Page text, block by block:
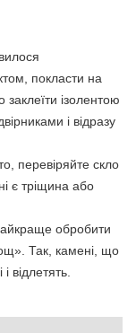
покласти на
ізолентою
і відразу
перевіряйте скло
є тріщина або
обробити
Так, камені, що
відлетять.